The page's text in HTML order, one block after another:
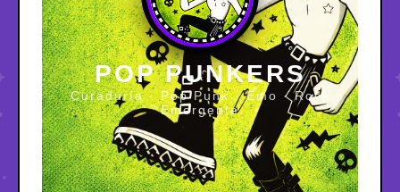
POP PUNKERS
Curaduría · Pop Punk · Emo · Rock
Emergente